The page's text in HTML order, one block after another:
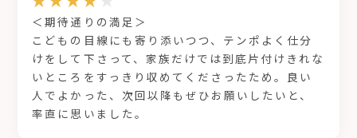
＜期待通りの満足＞
こどもの目線にも寄り添いつつ、テンポよく仕分
けをして下さって、家族だけでは到底片付けきれな
いところをすっきり収めてくださったため。良い
人でよかった、次回以降もぜひお願いしたいと、
率直に思いました。